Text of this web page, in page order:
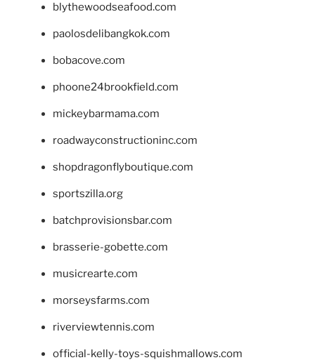
blythewoodseafood.com
paolosdelibangkok.com
bobacove.com
phoone24brookfield.com
mickeybarmama.com
roadwayconstructioninc.com
shopdragonflyboutique.com
sportszilla.org
batchprovisionsbar.com
brasserie-gobette.com
musicrearte.com
morseysfarms.com
riverviewtennis.com
official-kelly-toys-squishmallows.com